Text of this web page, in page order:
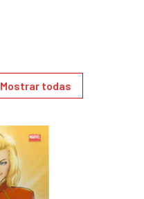
Mostrar todas